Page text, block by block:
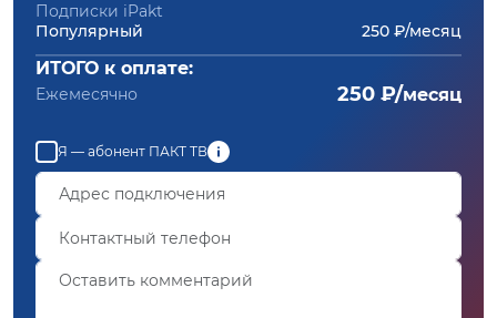
Подписки iPakt
Популярный
250 ₽/месяц
ИТОГО к оплате:
Ежемесячно 250 ₽/месяц
Я — абонент ПАКТ ТВ